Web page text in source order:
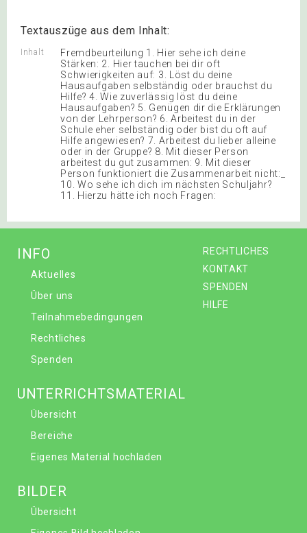
Textauszüge aus dem Inhalt:
Inhalt
Fremdbeurteilung 1. Hier sehe ich deine
Stärken: 2. Hier tauchen bei dir oft
Schwierigkeiten auf: 3. Löst du deine
Hausaufgaben selbständig oder brauchst du
Hilfe? 4. Wie zuverlässig löst du deine
Hausaufgaben? 5. Genügen dir die Erklärungen
von der Lehrperson? 6. Arbeitest du in der
Schule eher selbständig oder bist du oft auf
Hilfe angewiesen? 7. Arbeitest du lieber alleine
oder in der Gruppe? 8. Mit dieser Person
arbeitest du gut zusammen: 9. Mit dieser
Person funktioniert die Zusammenarbeit nicht:_
10. Wo sehe ich dich im nächsten Schuljahr?
11. Hierzu hätte ich noch Fragen:
RECHTLICHES
KONTAKT
SPENDEN
HILFE
INFO
Aktuelles
Über uns
Teilnahmebedingungen
Rechtliches
Spenden
UNTERRICHTSMATERIAL
Übersicht
Bereiche
Eigenes Material hochladen
BILDER
Übersicht